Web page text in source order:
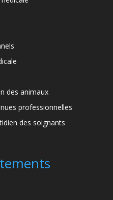
des animaux
professionnelles
des soignants